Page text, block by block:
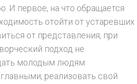
И первое, на что обращается
отойти от устаревших
от представления, при
подход не
молодым людям
реализовать свой